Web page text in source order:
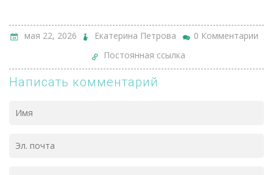
мая 22, 2026 Екатерина Петрова
0 Комментарии
Постоянная ссылка
Написать комментарий